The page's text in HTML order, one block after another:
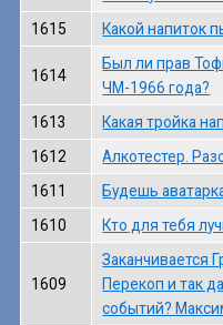
1615
Какой напиток
1614
Был ли прав
ЧМ-1966 года?
1613 Какая тройка
1612
Алкотестер.
1611
Будешь
1610
Кто для тебя
1609
Заканчивается
Перекоп и так
событий?